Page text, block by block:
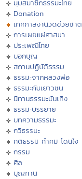
มุมสมาชิกธรรมะไทย
Donation
เทศกาลงานวัดช่วยชาติ
การเผยแผ่ศาสนา
ประเพณีไทย
บอกบุญ
สถานปฏิบัติธรรม
ธรรมะจากหลวงพ่อ
ธรรมะกับเยาวชน
นิทานธรรมะบันเทิง
ธรรมะบรรยาย
บทความธรรมะ
กวีธรรมะ
คติธรรม คำคม โดนใจ
กรรม
ศีล
บุญทาน